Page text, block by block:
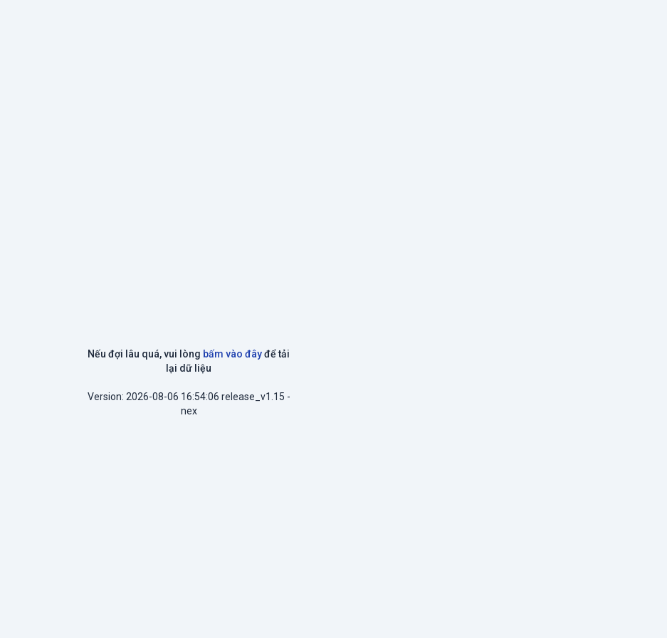
Nếu đợi lâu quá, vui lòng bấm vào đâyđể tải
lại dữ liệu
Version: 2026-08-06 16:54:06 release_v1.15 -
nex